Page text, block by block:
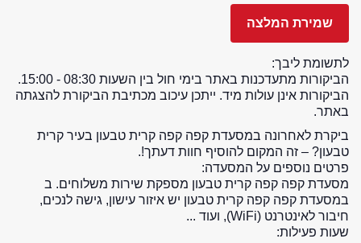
לתשומת ליבך:
הביקורות מתעדכנות באתר בימי חול בין השעות 08:30 - 15:00.
הביקורות אינן עולות מיד. ייתכן עיכוב מכתיבת הביקורת להצגתה
באתר.
ביקרת לאחרונה במסעדת קפה קפה קרית טבעון בעיר קרית
טבעון? – זה המקום להוסיף חוות דעתך!.
פרטים נוספים על המסעדה:
מסעדת קפה קפה קרית טבעון מספקת שירות משלוחים. ב
במסעדת קפה קפה קרית טבעון יש איזור עישון, גישה לנכים,
חיבור לאינטרנט (WiFi), ועוד ...
שעות פעילות: